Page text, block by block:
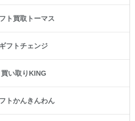
ト買取トーマス
ギフトチェンジ
買い取りKING
トかんきんわん